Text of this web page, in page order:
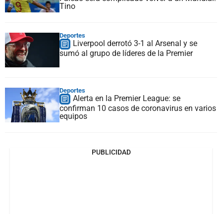
Tino
Deportes
Liverpool derrotó 3-1 al Arsenal y se
sumó al grupo de líderes de la Premier
Deportes
Alerta en la Premier League: se
confirman 10 casos de coronavirus en varios
equipos
PUBLICIDAD